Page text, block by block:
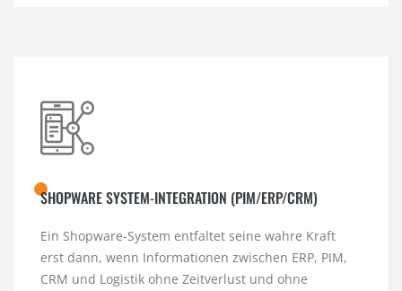
SHOPWARE SYSTEM-INTEGRATION (PIM/ERP/CRM)
Ein Shopware-System entfaltet seine wahre Kraft
erst dann, wenn Informationen zwischen ERP, PIM,
CRM und Logistik ohne Zeitverlust und ohne